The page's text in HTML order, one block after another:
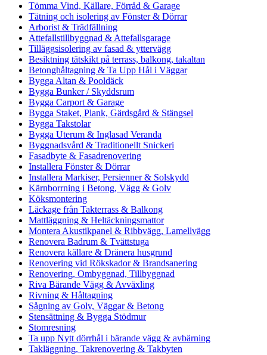
Tömma Vind, Källare, Förråd & Garage
Tätning och isolering av Fönster & Dörrar
Arborist & Trädfällning
Attefallstillbyggnad & Attefallsgarage
Tilläggsisolering av fasad & yttervägg
Besiktning tätskikt på terrass, balkong, takaltan
Betonghåltagning & Ta Upp Hål i Väggar
Bygga Altan & Pooldäck
Bygga Bunker / Skyddsrum
Bygga Carport & Garage
Bygga Staket, Plank, Gärdsgård & Stängsel
Bygga Takstolar
Bygga Uterum & Inglasad Veranda
Byggnadsvård & Traditionellt Snickeri
Fasadbyte & Fasadrenovering
Installera Fönster & Dörrar
Installera Markiser, Persienner & Solskydd
Kärnborrning i Betong, Vägg & Golv
Köksmontering
Läckage från Takterrass & Balkong
Mattläggning & Heltäckningsmattor
Montera Akustikpanel & Ribbvägg, Lamellvägg
Renovera Badrum & Tvättstuga
Renovera källare & Dränera husgrund
Renovering vid Rökskador & Brandsanering
Renovering, Ombyggnad, Tillbyggnad
Riva Bärande Vägg & Avväxling
Rivning & Håltagning
Sågning av Golv, Väggar & Betong
Stensättning & Bygga Stödmur
Stomresning
Ta upp Nytt dörrhål i bärande vägg & avbärning
Takläggning, Takrenovering & Takbyten